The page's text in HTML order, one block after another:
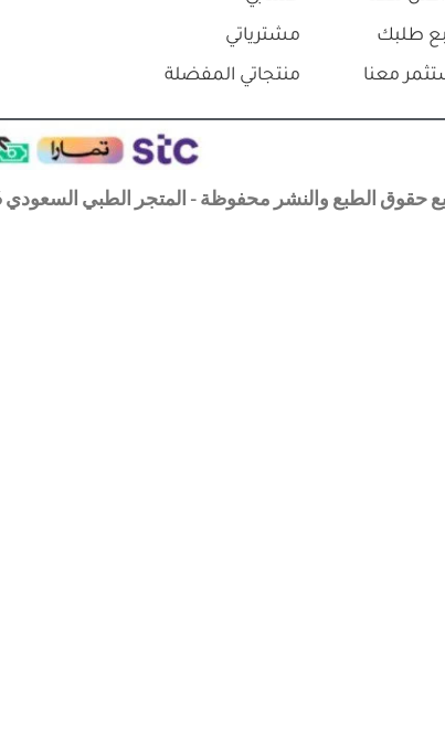
طلبك
معنا
مشترياتي
منتجاتي المفضلة
حقوق الطبع والنشر محفوظة - المتجر الطبي السعودي 2026©